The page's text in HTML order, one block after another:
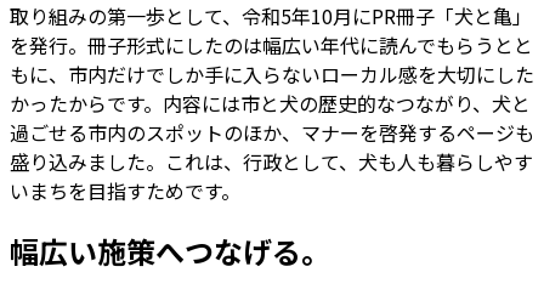
取り組みの第一歩として、令和5年10月にPR冊子「犬と亀」
を発行。冊子形式にしたのは幅広い年代に読んでもらうとと
もに、市内だけでしか手に入らないローカル感を大切にした
かったからです。内容には市と犬の歴史的なつながり、犬と
過ごせる市内のスポットのほか、マナーを啓発するページも
盛り込みました。これは、行政として、犬も人も暮らしやす
いまちを目指すためです。
幅広い施策へつなげる。